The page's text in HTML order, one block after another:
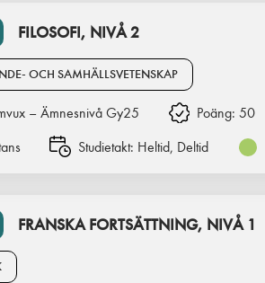
FILOSOFI, NIVÅ 2
OCH SAMHÄLLSVETENSKAP
– Ämnesnivå Gy25 Poäng: 50
Studietakt: Heltid, Deltid
FRANSKA FORTSÄTTNING, NIVÅ 1